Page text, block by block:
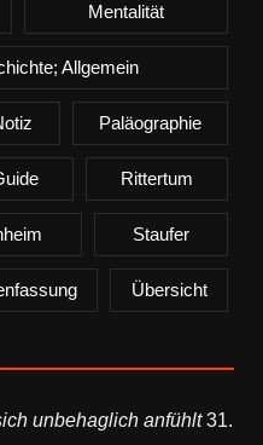
Mentalität
Allgemein
Paläographie
Rittertum
Staufer
Übersicht
unbehaglich anfühlt 31.